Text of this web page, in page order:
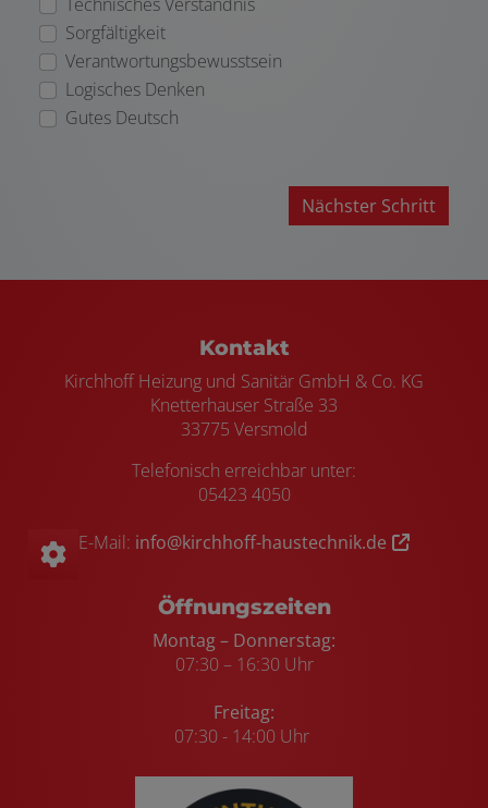
Sorgfältigkeit
Verantwortungsbewusstsein
Logisches Denken
Gutes Deutsch
Nächster Schritt
Footer - Kontaktdaten und
Kontakt
Kirchhoff Heizung und Sanitär GmbH & Co. KG
Knetterhauser Straße 33
33775 Versmold
Telefonisch erreichbar unter:
05423 4050
E-Mail: info@kirchhoff-haustechnik.de
Öffnungszeiten
Montag – Donnerstag:
07:30 – 16:30 Uhr
Freitag:
07:30 - 14:00 Uhr